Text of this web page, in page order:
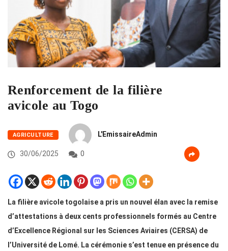
Renforcement de la filière
avicole au Togo
AGRICULTURE L'EmissaireAdmin
30/06/2025 0
La filière avicole togolaise a pris un nouvel élan avec la remise
d’attestations à deux cents professionnels formés au Centre
d’Excellence Régional sur les Sciences Aviaires (CERSA) de
l’Université de Lomé. La cérémonie s’est tenue en présence du